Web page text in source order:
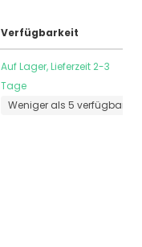
Verfügbarkeit
Auf Lager, Lieferzeit 2-3
Tage
Weniger als 5 verfügbar